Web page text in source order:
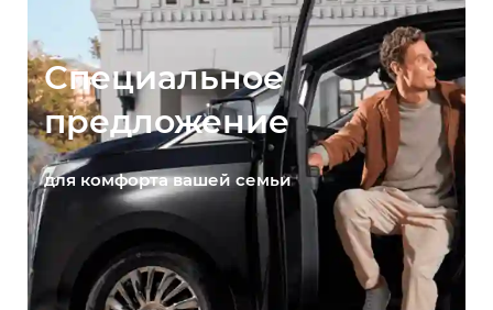
Специальное
предложение
для комфорта вашей семьи